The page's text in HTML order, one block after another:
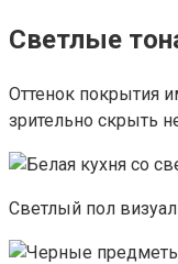
Светлые
Оттенок покрытия
зрительно скрыть
Светлый пол